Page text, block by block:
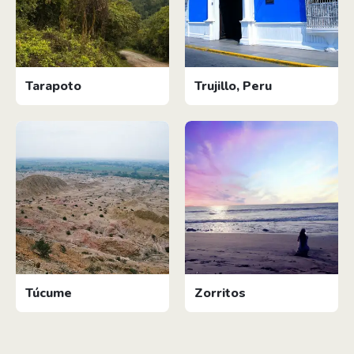
Tarapoto Trujillo, Peru
Túcume Zorritos